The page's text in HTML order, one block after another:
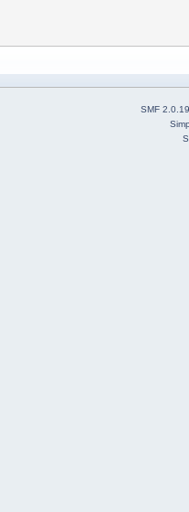
SMF 2.0.19